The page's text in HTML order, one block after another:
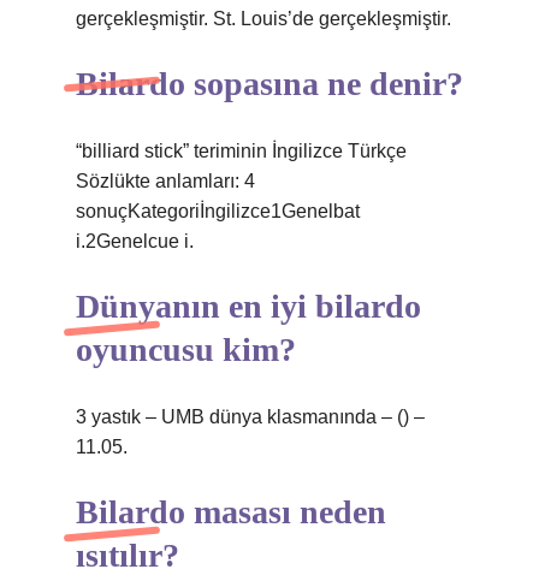
gerçekleşmiştir. St. Louis’de gerçekleşmiştir.
Bilardo sopasına ne denir?
“billiard stick” teriminin İngilizce Türkçe
Sözlükte anlamları: 4
sonuçKategoriİngilizce1Genelbat
i.2Genelcue i.
Dünyanın en iyi bilardo
oyuncusu kim?
3 yastık – UMB dünya klasmanında – () –
11.05.
Bilardo masası neden
ısıtılır?